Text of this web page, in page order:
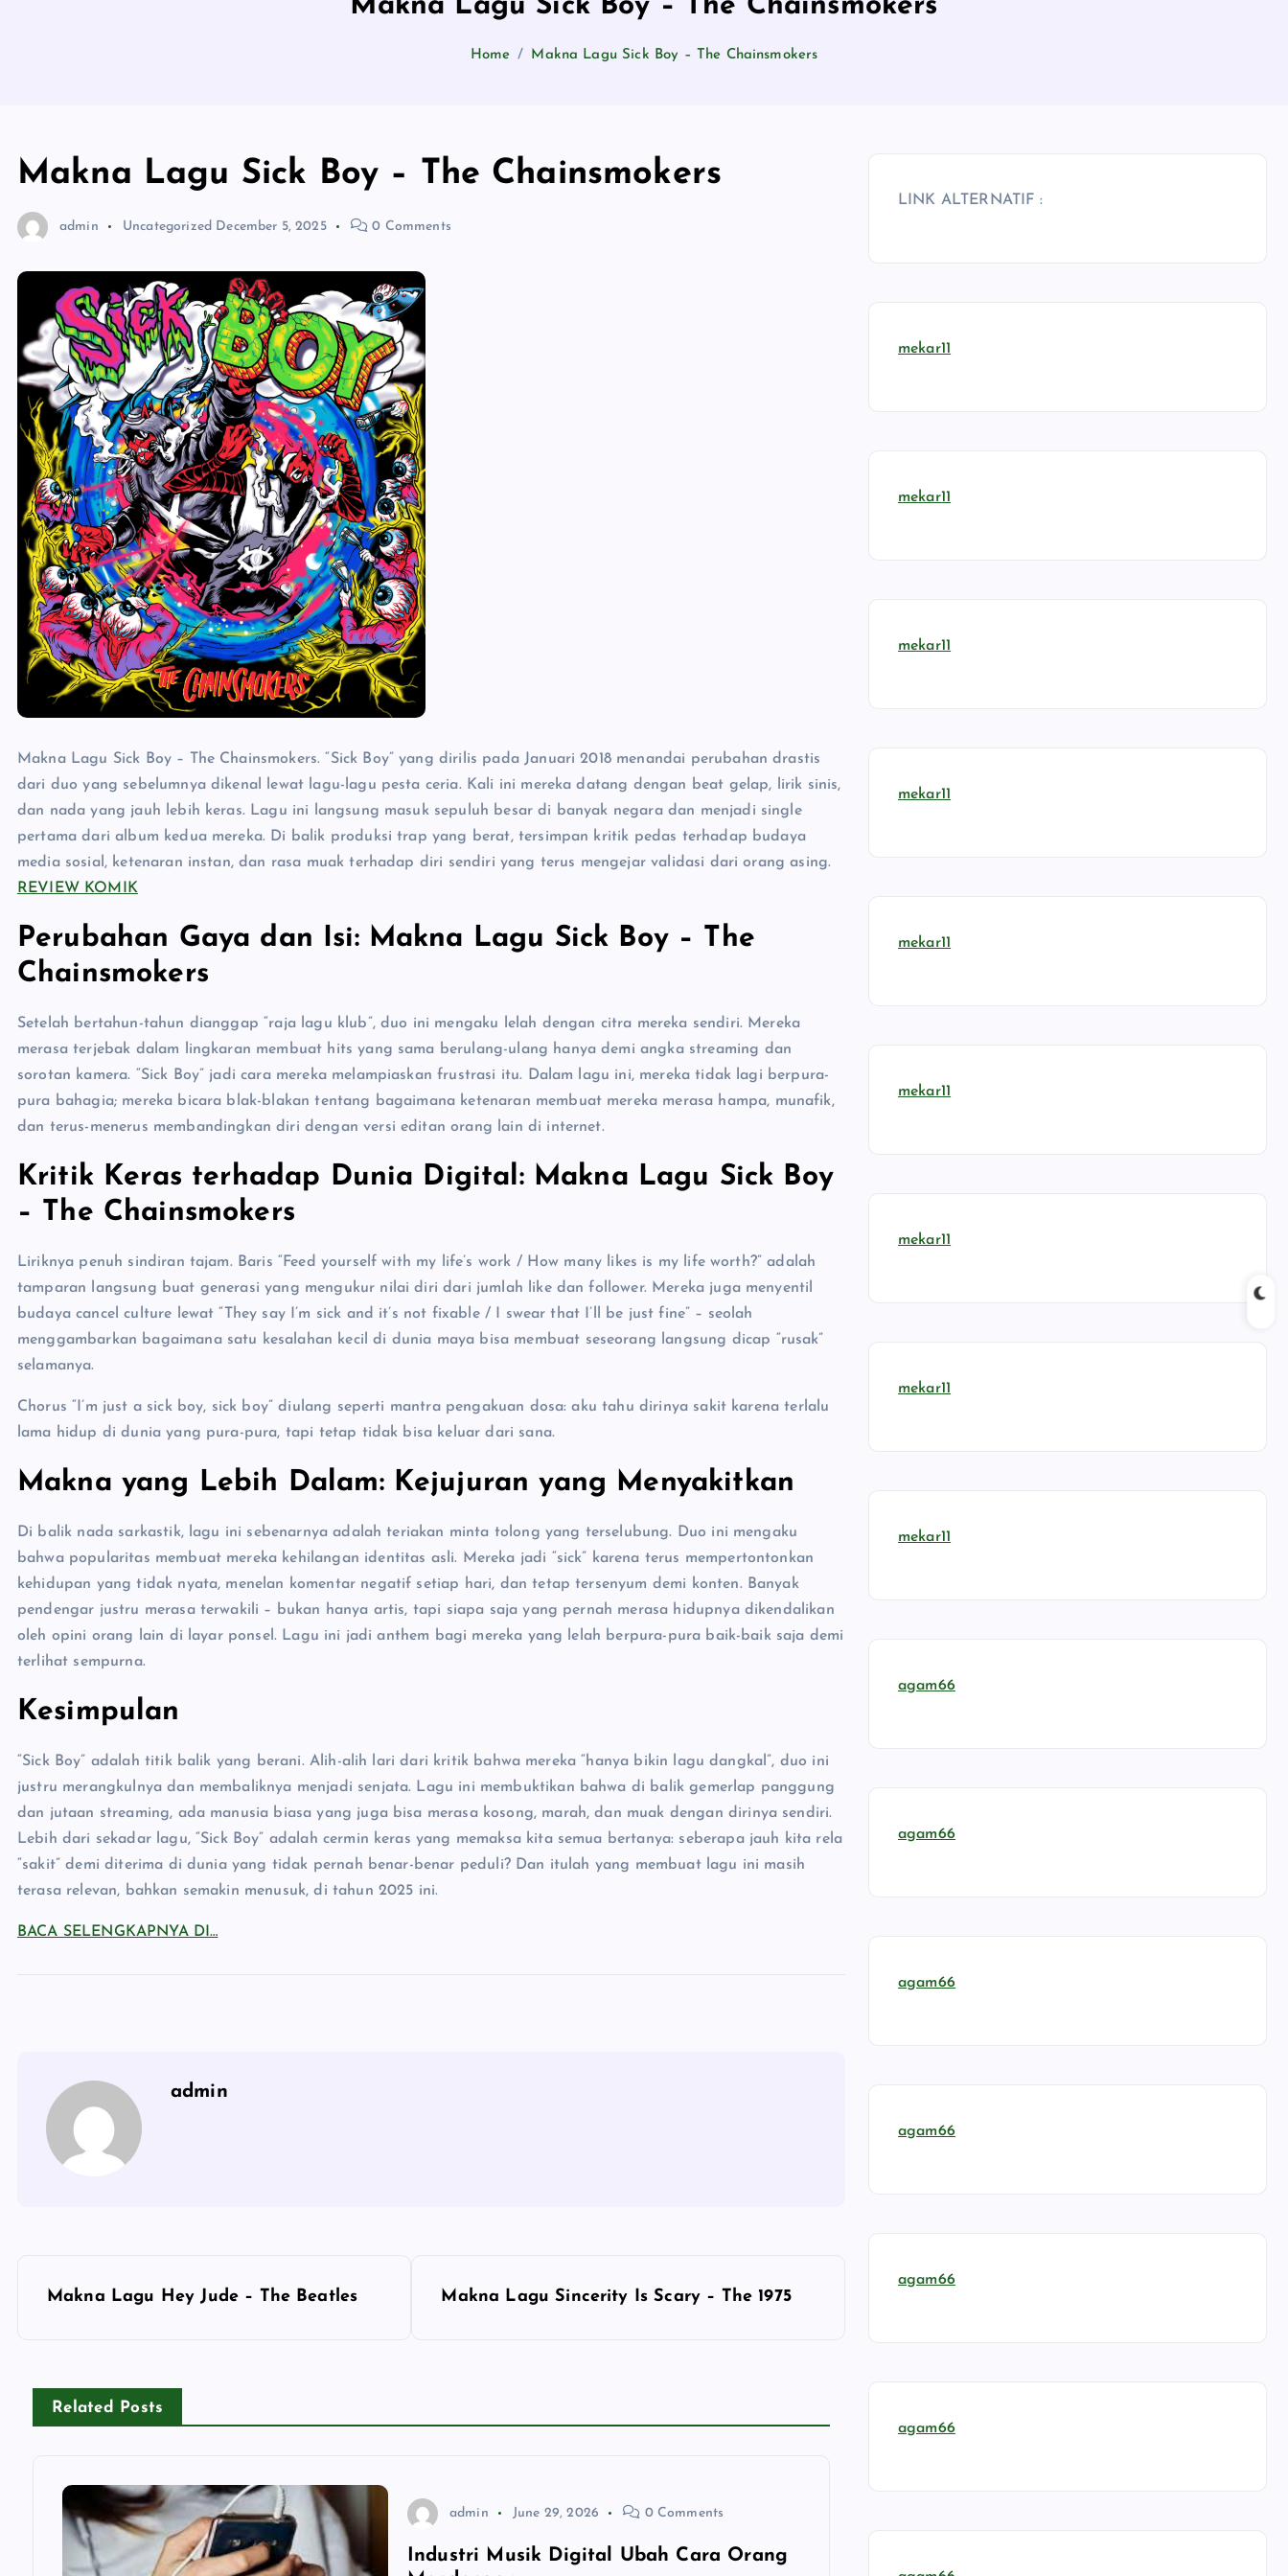
Makna Lagu Sick Boy – The Chainsmokers
Home Makna Lagu Sick Boy – The Chainsmokers
Makna Lagu Sick Boy – The Chainsmokers
admin Uncategorized December 5, 2025 0 Comments
Makna Lagu Sick Boy – The Chainsmokers. “Sick Boy” yang dirilis pada Januari 2018 menandai perubahan drastis
dari duo yang sebelumnya dikenal lewat lagu-lagu pesta ceria. Kali ini mereka datang dengan beat gelap, lirik sinis,
dan nada yang jauh lebih keras. Lagu ini langsung masuk sepuluh besar di banyak negara dan menjadi single
pertama dari album kedua mereka. Di balik produksi trap yang berat, tersimpan kritik pedas terhadap budaya
media sosial, ketenaran instan, dan rasa muak terhadap diri sendiri yang terus mengejar validasi dari orang asing.
REVIEW KOMIK
Perubahan Gaya dan Isi: Makna Lagu Sick Boy – The
Chainsmokers
Setelah bertahun-tahun dianggap “raja lagu klub”, duo ini mengaku lelah dengan citra mereka sendiri. Mereka
merasa terjebak dalam lingkaran membuat hits yang sama berulang-ulang hanya demi angka streaming dan
sorotan kamera. “Sick Boy” jadi cara mereka melampiaskan frustrasi itu. Dalam lagu ini, mereka tidak lagi berpura-
pura bahagia; mereka bicara blak-blakan tentang bagaimana ketenaran membuat mereka merasa hampa, munafik,
dan terus-menerus membandingkan diri dengan versi editan orang lain di internet.
Kritik Keras terhadap Dunia Digital: Makna Lagu Sick Boy
– The Chainsmokers
Liriknya penuh sindiran tajam. Baris “Feed yourself with my life’s work / How many likes is my life worth?” adalah
tamparan langsung buat generasi yang mengukur nilai diri dari jumlah like dan follower. Mereka juga menyentil
budaya cancel culture lewat “They say I’m sick and it’s not fixable / I swear that I’ll be just fine” – seolah
menggambarkan bagaimana satu kesalahan kecil di dunia maya bisa membuat seseorang langsung dicap “rusak”
selamanya.
Chorus “I’m just a sick boy, sick boy” diulang seperti mantra pengakuan dosa: aku tahu dirinya sakit karena terlalu
lama hidup di dunia yang pura-pura, tapi tetap tidak bisa keluar dari sana.
Makna yang Lebih Dalam: Kejujuran yang Menyakitkan
Di balik nada sarkastik, lagu ini sebenarnya adalah teriakan minta tolong yang terselubung. Duo ini mengaku
bahwa popularitas membuat mereka kehilangan identitas asli. Mereka jadi “sick” karena terus mempertontonkan
kehidupan yang tidak nyata, menelan komentar negatif setiap hari, dan tetap tersenyum demi konten. Banyak
pendengar justru merasa terwakili – bukan hanya artis, tapi siapa saja yang pernah merasa hidupnya dikendalikan
oleh opini orang lain di layar ponsel. Lagu ini jadi anthem bagi mereka yang lelah berpura-pura baik-baik saja demi
terlihat sempurna.
Kesimpulan
“Sick Boy” adalah titik balik yang berani. Alih-alih lari dari kritik bahwa mereka “hanya bikin lagu dangkal”, duo ini
justru merangkulnya dan membaliknya menjadi senjata. Lagu ini membuktikan bahwa di balik gemerlap panggung
dan jutaan streaming, ada manusia biasa yang juga bisa merasa kosong, marah, dan muak dengan dirinya sendiri.
Lebih dari sekadar lagu, “Sick Boy” adalah cermin keras yang memaksa kita semua bertanya: seberapa jauh kita rela
“sakit” demi diterima di dunia yang tidak pernah benar-benar peduli? Dan itulah yang membuat lagu ini masih
terasa relevan, bahkan semakin menusuk, di tahun 2025 ini.
BACA SELENGKAPNYA DI…
admin
s
t
Makna Lagu Hey Jude – The Beatles Makna Lagu Sincerity Is Scary – The 1975
Related Posts
admin June 29, 2026 0 Comments
Industri Musik Digital Ubah Cara Orang
LINK ALTERNATIF :
mekar11
mekar11
mekar11
mekar11
mekar11
mekar11
mekar11
mekar11
mekar11
agam66
agam66
agam66
agam66
agam66
agam66